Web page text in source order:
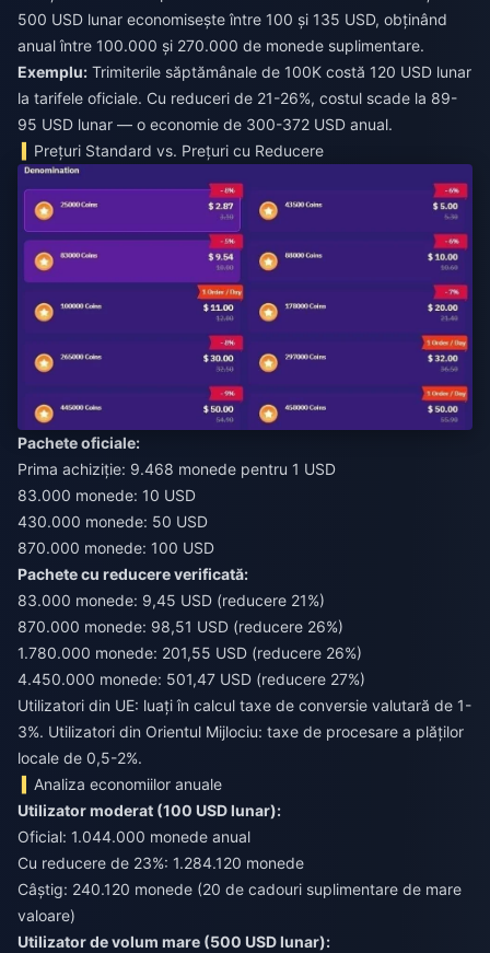
500 USD lunar economisește între 100 și 135 USD, obținând
anual între 100.000 și 270.000 de monede suplimentare.
Exemplu: Trimiterile săptămânale de 100K costă 120 USD lunar
la tarifele oficiale. Cu reduceri de 21-26%, costul scade la 89-
95 USD lunar — o economie de 300-372 USD anual.
Prețuri Standard vs. Prețuri cu Reducere
Pachete oficiale:
Prima achiziție: 9.468 monede pentru 1 USD
83.000 monede: 10 USD
430.000 monede: 50 USD
870.000 monede: 100 USD
Pachete cu reducere verificată:
83.000 monede: 9,45 USD (reducere 21%)
870.000 monede: 98,51 USD (reducere 26%)
1.780.000 monede: 201,55 USD (reducere 26%)
4.450.000 monede: 501,47 USD (reducere 27%)
Utilizatori din UE: luați în calcul taxe de conversie valutară de 1-
3%. Utilizatori din Orientul Mijlociu: taxe de procesare a plăților
locale de 0,5-2%.
Analiza economiilor anuale
Utilizator moderat (100 USD lunar):
Oficial: 1.044.000 monede anual
Cu reducere de 23%: 1.284.120 monede
Câștig: 240.120 monede (20 de cadouri suplimentare de mare
valoare)
Utilizator de volum mare (500 USD lunar):